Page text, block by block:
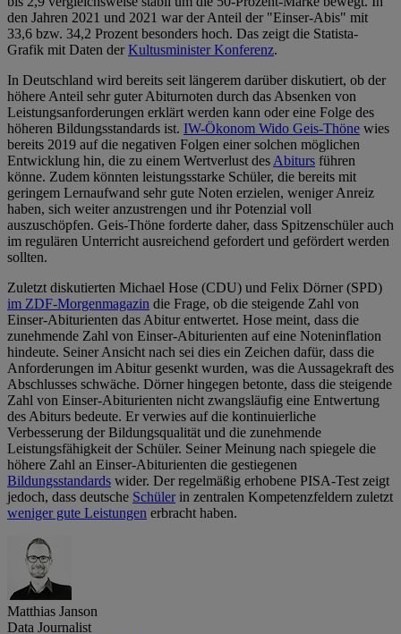
den Jahren 2021 und 2021 war der Anteil der "Einser-Abis" mit
33,6 bzw. 34,2 Prozent besonders hoch. Das zeigt die Statista-
Grafik mit Daten derKultusminister Konferenz.
In Deutschland wird bereits seit längerem darüber diskutiert, ob der
höhere Anteil sehr guter Abiturnoten durch das Absenken von
Leistungsanforderungen erklärt werden kann oder eine Folge des
höheren Bildungsstandards ist. IW-Ökonom Wido Geis-Thöne wies
bereits 2019 auf die negativen Folgen einer solchen möglichen
Entwicklung hin, die zu einem Wertverlust desAbiturs führen
könne. Zudem könnten leistungsstarke Schüler, die bereits mit
geringem Lernaufwand sehr gute Noten erzielen, weniger Anreiz
haben, sich weiter anzustrengen und ihr Potenzial voll
auszuschöpfen. Geis-Thöne forderte daher, dass Spitzenschüler auch
im regulären Unterricht ausreichend gefordert und gefördert werden
sollten.
Zuletzt diskutierten Michael Hose (CDU) und Felix Dörner (SPD)
im ZDF-Morgenmagazin die Frage, ob die steigende Zahl von
Einser-Abiturienten das Abitur entwertet. Hose meint, dass die
zunehmende Zahl von Einser-Abiturienten auf eine Noteninflation
hindeute. Seiner Ansicht nach sei dies ein Zeichen dafür, dass die
Anforderungen im Abitur gesenkt wurden, was die Aussagekraft des
Abschlusses schwäche. Dörner hingegen betonte, dass die steigende
Zahl von Einser-Abiturienten nicht zwangsläufig eine Entwertung
des Abiturs bedeute. Er verwies auf die kontinuierliche
Verbesserung der Bildungsqualität und die zunehmende
Leistungsfähigkeit der Schüler. Seiner Meinung nach spiegele die
höhere Zahl an Einser-Abiturienten die gestiegenen
Bildungsstandards wider. Der regelmäßig erhobene PISA-Test zeigt
jedoch, dass deutsche Schülerin zentralen Kompetenzfeldern zuletzt
weniger gute Leistungen erbracht haben.
Matthias Janson
Data Journalist